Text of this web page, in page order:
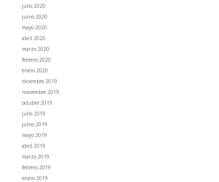
julio 2020
junio 2020
mayo 2020
abril 2020
marzo 2020
febrero 2020
enero 2020
diciembre 2019
noviembre 2019
octubre 2019
julio 2019
junio 2019
mayo 2019
abril 2019
marzo 2019
febrero 2019
enero 2019